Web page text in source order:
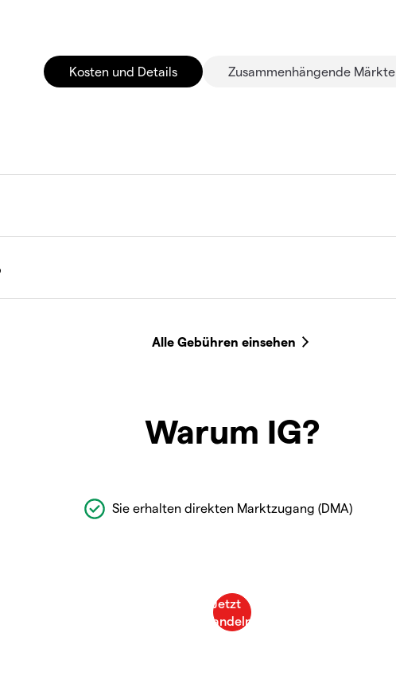
Kosten und Details Zusammenhängende Märkte
Warum IG?
Sie erhalten direkten Marktzugang (DMA)